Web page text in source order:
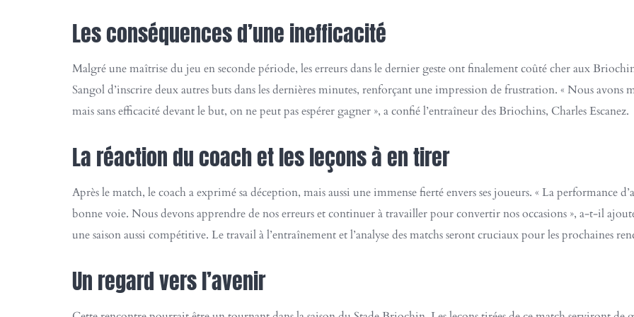
Les conséquences d’une inefficacité
Malgré une maîtrise du jeu en seconde période, les erreurs dans le dernier geste ont finalement coûté cher aux
Sangol d’inscrire deux autres buts dans les dernières minutes, renforçant une impression de frustration. « Nous
mais sans efficacité devant le but, on ne peut pas espérer gagner », a confié l’entraîneur des Briochins, Charles Escanez.
La réaction du coach et les leçons à en tirer
Après le match, le coach a exprimé sa déception, mais aussi une immense fierté envers ses joueurs. « La performance
bonne voie. Nous devons apprendre de nos erreurs et continuer à travailler pour convertir nos occasions », a-t-il
une saison aussi compétitive. Le travail à l’entraînement et l’analyse des matchs seront cruciaux pour les prochaines
Un regard vers l’avenir